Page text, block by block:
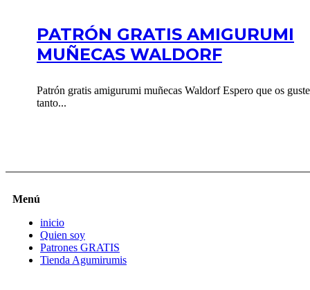
PATRÓN GRATIS AMIGURUMI
MUÑECAS WALDORF
Patrón gratis amigurumi muñecas Waldorf Espero que os guste
tanto...
Menú
inicio
Quien soy
Patrones GRATIS
Tienda Agumirumis